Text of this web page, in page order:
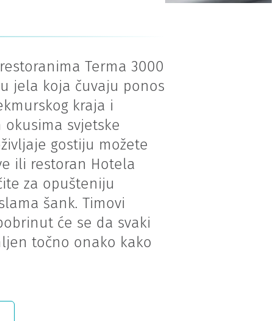
Terma 3000
jela koja čuvaju ponos
kraja i
svjetske
gostiju možete
ili restoran Hotela
za opušteniju
šank. Timovi
će se da svaki
točno onako kako